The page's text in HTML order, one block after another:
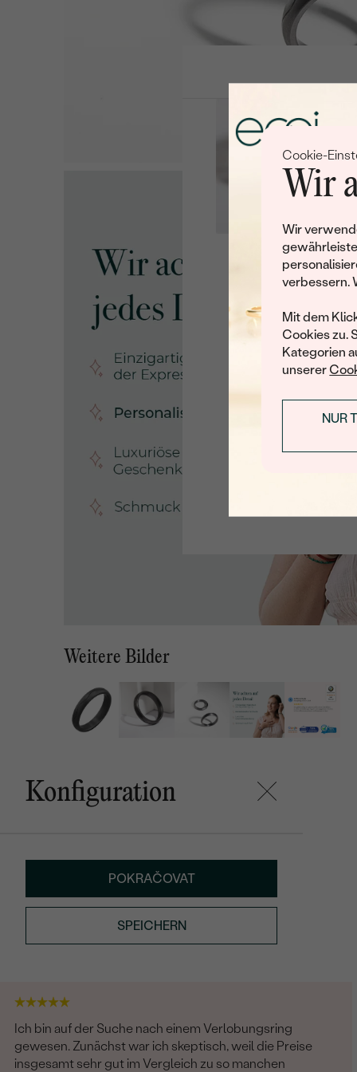
Cookie-
Wir
Wir
verbessern.
Mit dem
Cookies zu.
Kategorien
unserer
NUR
Weitere Bilder
Konfiguration
POKRAČOVAT
SPEICHERN
Ich bin auf der Suche nach einem Verlobungsring
gewesen. Zunächst war ich skeptisch, weil die Preise
insgesamt sehr gut im Vergleich zu so manchen
Leider